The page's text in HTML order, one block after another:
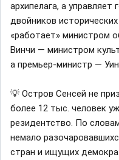
архипелага, а
двойников
«работает» министром
Винчи — министром
а премьер-министр —
💡 Остров Сенсей не
более 12 тыс. человек
резидентство. По
немало
стран и ищущих